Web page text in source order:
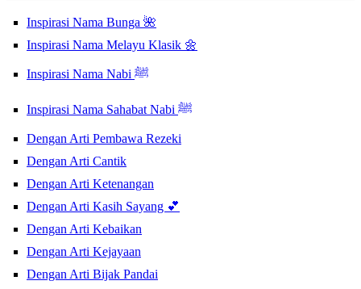
Inspirasi Nama Bunga 🌺
Inspirasi Nama Melayu Klasik 🌼
Inspirasi Nama Nabi ﷺ
Inspirasi Nama Sahabat Nabi ﷺ
Dengan Arti Pembawa Rezeki
Dengan Arti Cantik
Dengan Arti Ketenangan
Dengan Arti Kasih Sayang 💕
Dengan Arti Kebaikan
Dengan Arti Kejayaan
Dengan Arti Bijak Pandai